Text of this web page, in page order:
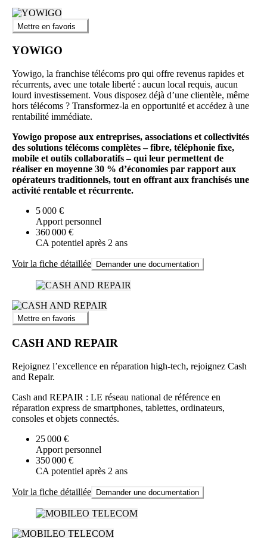
Mettre en favoris
YOWIGO
Yowigo, la franchise télécoms pro qui offre revenus rapides et
récurrents, avec une totale liberté : aucun local requis, aucun
lourd investissement. Vous disposez déjà d’une clientèle, même
hors télécoms ? Transformez-la en opportunité et accédez à une
rentabilité immédiate.
Yowigo propose aux entreprises, associations et collectivités
des solutions télécoms complètes – fibre, téléphonie fixe,
mobile et outils collaboratifs – qui leur permettent de
réaliser en moyenne 30 % d’économies par rapport aux
opérateurs traditionnels, tout en offrant aux franchisés une
activité rentable et récurrente.
5 000 €
Apport personnel
360 000 €
CA potentiel après 2 ans
Voir la fiche détaillée Demander une documentation
Mettre en favoris
CASH AND REPAIR
Rejoignez l’excellence en réparation high-tech, rejoignez Cash
and Repair.
Cash and REPAIR : LE réseau national de référence en
réparation express de smartphones, tablettes, ordinateurs,
consoles et objets connectés.
25 000 €
Apport personnel
350 000 €
CA potentiel après 2 ans
Voir la fiche détaillée Demander une documentation